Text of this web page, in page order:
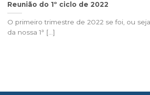
Reunião do 1º ciclo de 2022
O primeiro trimestre de 2022 se foi, ou
da nossa 1ª [...]